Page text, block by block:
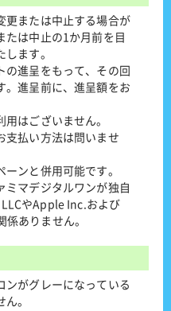
更または中止する場合が
たは中止の1か月前を目
ます。
の進呈をもって、その回
。進呈前に、進呈額をお
はございません。
支払い方法は問いませ
ンと併用可能です。
ミマデジタルワンが独自
やApple Inc.および
ありません。
ンがグレーになっている
。